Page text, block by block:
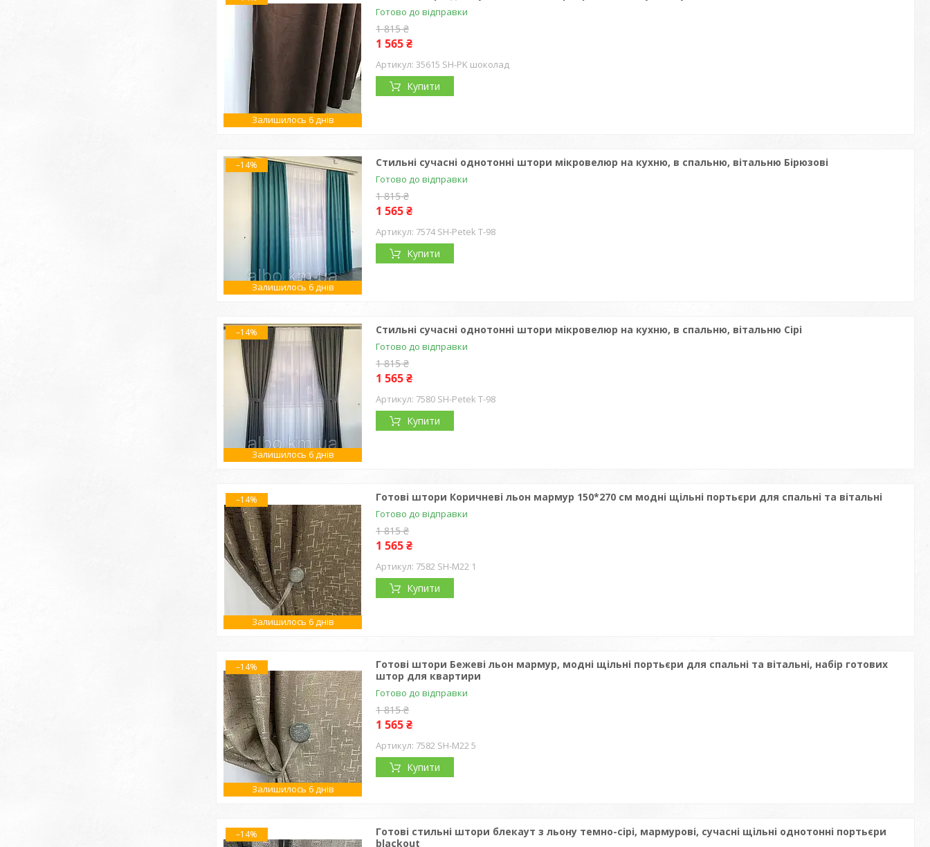
Залишилось 6 днів
Готово до відправки
1 815 ₴
1 565 ₴
35615 SH-PK шоколад
Купити
–14%
Залишилось 6 днів
Стильні сучасні однотонні штори мікровелюр на кухню, в спальню, вітальню Бірюзові
Готово до відправки
1 815 ₴
1 565 ₴
7574 SH-Petek T-98
Купити
–14%
Залишилось 6 днів
Стильні сучасні однотонні штори мікровелюр на кухню, в спальню, вітальню Сірі
Готово до відправки
1 815 ₴
1 565 ₴
7580 SH-Petek T-98
Купити
–14%
Залишилось 6 днів
Готові штори Коричневі льон мармур 150*270 см модні щільні портьєри для спальні та вітальні
Готово до відправки
1 815 ₴
1 565 ₴
7582 SH-М22 1
Купити
–14%
Залишилось 6 днів
Готові штори Бежеві льон мармур, модні щільні портьєри для спальні та вітальні, набір готових
штор для квартири
Готово до відправки
1 815 ₴
1 565 ₴
7582 SH-М22 5
Купити
–14%
Готові стильні штори блекаут з льону темно-сірі, мармурові, сучасні щільні однотонні портьєри
blackout